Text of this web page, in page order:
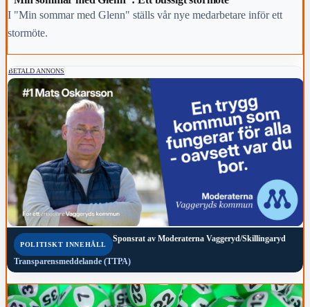
I "Min sommar med Glenn" ställs vår nye medarbetare inför ett
stormöte.
BETALD ANNONS
POLITISKT INNEHÅLL
Sponsrat av Moderaterna Vaggeryd/Skillingaryd
Transparensmeddelande (TTPA)